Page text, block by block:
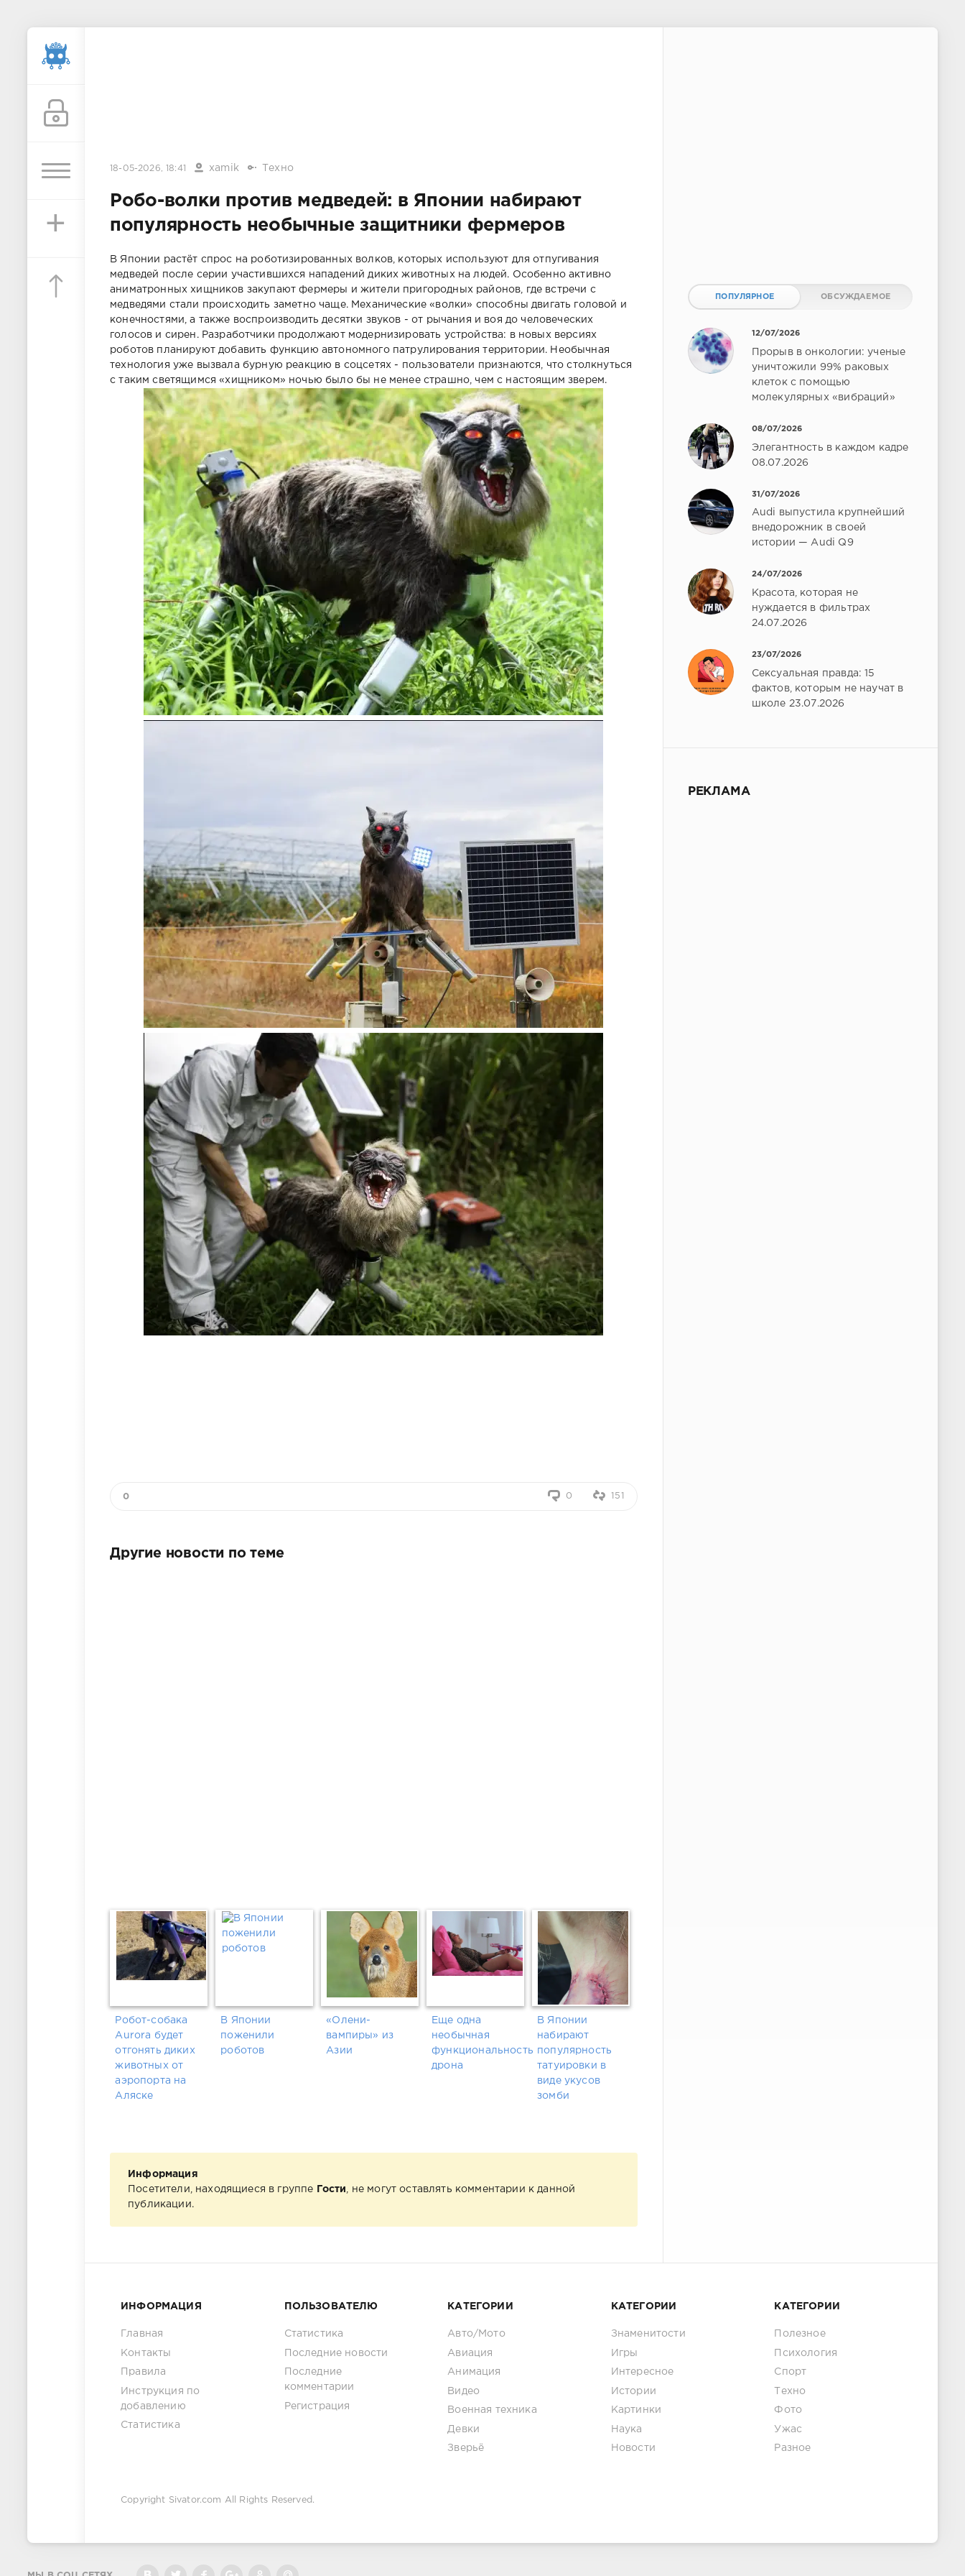
+
18-05-2026, 18:41 xamik Техно
Робо-волки против медведей: в Японии набирают
популярность необычные защитники фермеров
В Японии растёт спрос на роботизированных волков, которых используют для отпугивания
медведей после серии участившихся нападений диких животных на людей. Особенно активно
аниматронных хищников закупают фермеры и жители пригородных районов, где встречи с
медведями стали происходить заметно чаще. Механические «волки» способны двигать головой и
конечностями, а также воспроизводить десятки звуков - от рычания и воя до человеческих
голосов и сирен. Разработчики продолжают модернизировать устройства: в новых версиях
роботов планируют добавить функцию автономного патрулирования территории. Необычная
технология уже вызвала бурную реакцию в соцсетях - пользователи признаются, что столкнуться
с таким светящимся «хищником» ночью было бы не менее страшно, чем с настоящим зверем.
0 0 151
Другие новости по теме
Робот-собака
Aurora будет
отгонять диких
животных от
аэропорта на
Аляске
В Японии
поженили
роботов
«Олени-
вампиры» из
Азии
Еще одна
необычная
функциональность
дрона
В Японии
набирают
популярность
татуировки в
виде укусов
зомби
Информация
Посетители, находящиеся в группе
Гости
, не могут оставлять комментарии к данной
публикации.
ПОПУЛЯРНОЕ ОБСУЖДАЕМОЕ
12/07/2026
Прорыв в онкологии: ученые
уничтожили 99% раковых
клеток с помощью
молекулярных «вибраций»
08/07/2026
Элегантность в каждом кадре
08.07.2026
31/07/2026
Audi выпустила крупнейший
внедорожник в своей
истории — Audi Q9
24/07/2026
Красота, которая не
нуждается в фильтрах
24.07.2026
23/07/2026
Сексуальная правда: 15
фактов, которым не научат в
школе 23.07.2026
РЕКЛАМА
ИНФОРМАЦИЯ
Главная
Контакты
Правила
Инструкция по
добавлению
Статистика
ПОЛЬЗОВАТЕЛЮ
Статистика
Последние новости
Последние
комментарии
Регистрация
КАТЕГОРИИ
Авто/Мото
Авиация
Анимация
Видео
Военная техника
Девки
Зверьё
КАТЕГОРИИ
Знаменитости
Игры
Интересное
Истории
Картинки
Наука
Новости
КАТЕГОРИИ
Полезное
Психология
Спорт
Техно
Фото
Ужас
Разное
Copyright Sivator.com All Rights Reserved.